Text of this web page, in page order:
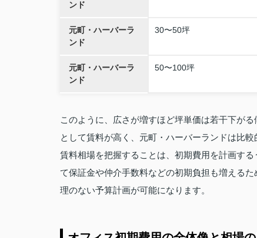
ンド
元町・ハーバーラ
ンド
30〜50坪
元町・ハーバーラ
ンド
50〜100坪
このように、広さが増すほど坪単価は若干下が
として賃料が高く、元町・ハーバーランドは比較
賃料相場を把握することは、初期費用を計画す
て保証金や仲介手数料などの初期負担も増える
理のない予算計画が可能になります。